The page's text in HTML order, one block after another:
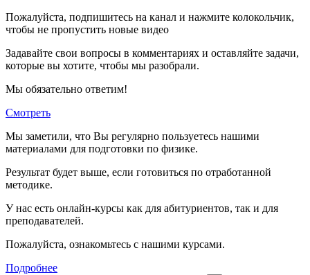
Пожалуйста, подпишитесь на канал и нажмите колокольчик,
чтобы не пропустить новые видео
Задавайте свои вопросы в комментариях и оставляйте задачи,
которые вы хотите, чтобы мы разобрали.
Мы обязательно ответим!
Смотреть
Мы заметили, что Вы регулярно пользуетесь нашими
материалами для подготовки по физике.
Результат будет выше, если готовиться по отработанной
методике.
У нас есть онлайн-курсы как для абитуриентов, так и для
преподавателей.
Пожалуйста, ознакомьтесь с нашими курсами.
Подробнее